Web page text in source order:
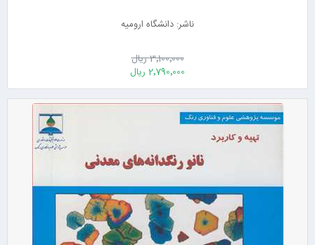
ناشر: دانشگاه ارومیه
3٬100٬000 ریال
2٬790٬000 ریال